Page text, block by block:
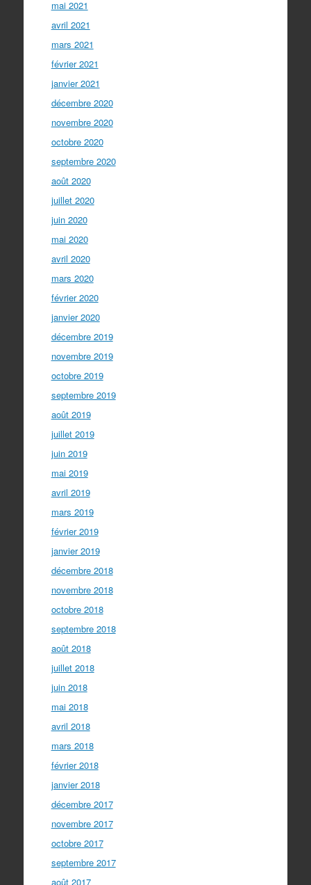
mai 2021
avril 2021
mars 2021
février 2021
janvier 2021
décembre 2020
novembre 2020
octobre 2020
septembre 2020
août 2020
juillet 2020
juin 2020
mai 2020
avril 2020
mars 2020
février 2020
janvier 2020
décembre 2019
novembre 2019
octobre 2019
septembre 2019
août 2019
juillet 2019
juin 2019
mai 2019
avril 2019
mars 2019
février 2019
janvier 2019
décembre 2018
novembre 2018
octobre 2018
septembre 2018
août 2018
juillet 2018
juin 2018
mai 2018
avril 2018
mars 2018
février 2018
janvier 2018
décembre 2017
novembre 2017
octobre 2017
septembre 2017
août 2017